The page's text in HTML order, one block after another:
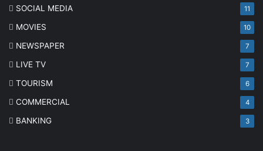
SOCIAL MEDIA 11
MOVIES 10
NEWSPAPER 7
LIVE TV 7
TOURISM 6
COMMERCIAL 4
BANKING 3